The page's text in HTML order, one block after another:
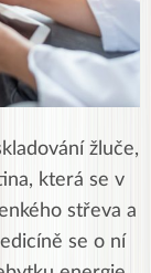
žluče,
která se v
střeva a
se o ní